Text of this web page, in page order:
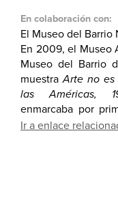
En colaboración con:
El Museo del Barrio
En 2009, el Museo
Museo del Barrio
muestraArte no es
las Américas,
enmarcaba por
acciones de arte y
Ir a enlace